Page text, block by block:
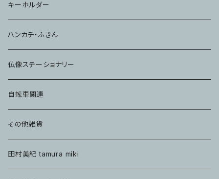
キーホルダー
ハンカチ・ふきん
仏像ステーショナリー
自転車関連
その他雑貨
田村美紀 tamura miki